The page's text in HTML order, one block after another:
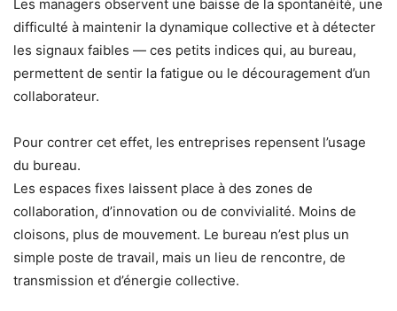
Les managers observent une baisse de la spontanéité, une
difficulté à maintenir la dynamique collective et à détecter
les signaux faibles — ces petits indices qui, au bureau,
permettent de sentir la fatigue ou le découragement d’un
collaborateur.
Pour contrer cet effet, les entreprises repensent l’usage
du bureau.
Les espaces fixes laissent place à des zones de
collaboration, d’innovation ou de convivialité. Moins de
cloisons, plus de mouvement. Le bureau n’est plus un
simple poste de travail, mais un lieu de rencontre, de
transmission et d’énergie collective.